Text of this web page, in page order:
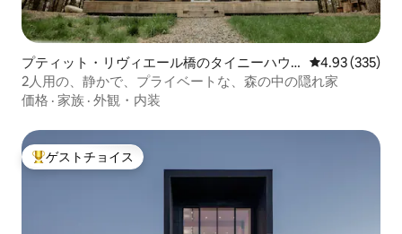
プティット・リヴィエール橋のタイニーハウ
ス
レビュー335
4.93 (335)
2人用の、静かで、プライベートな、森の中の隠れ家
価格 · 家族 · 外観・内装
大好評のゲストチョイスです。
ゲストチョイス